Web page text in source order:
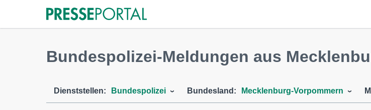
Bundespolizei-Meldungen aus
Dienststellen: Bundespolizei Bundesland: Mecklenburg-Vorpommern